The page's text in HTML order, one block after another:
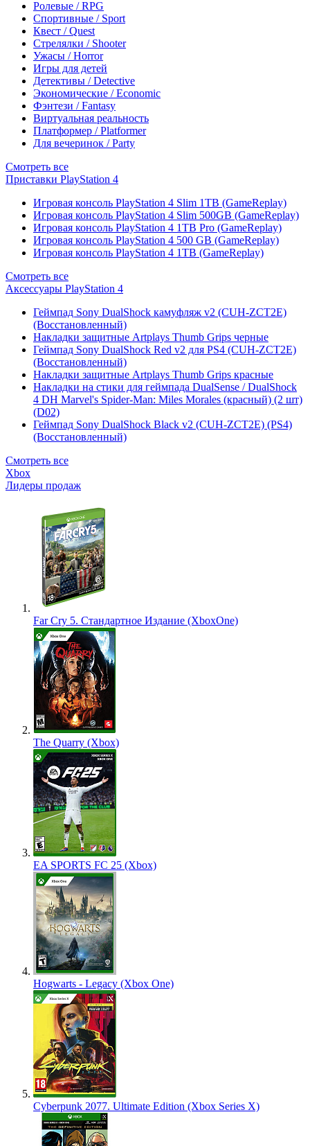
Ролевые / RPG
Спортивные / Sport
Квест / Quest
Стрелялки / Shooter
Ужасы / Horror
Игры для детей
Детективы / Detective
Экономические / Economic
Фэнтези / Fantasy
Виртуальная реальность
Платформер / Platformer
Для вечеринок / Party
Смотреть все
Приставки PlayStation 4
Игровая консоль PlayStation 4 Slim 1TB (GameReplay)
Игровая консоль PlayStation 4 Slim 500GB (GameReplay)
Игровая консоль PlayStation 4 1TB Pro (GameReplay)
Игровая консоль PlayStation 4 500 GB (GameReplay)
Игровая консоль PlayStation 4 1TB (GameReplay)
Смотреть все
Аксессуары PlayStation 4
Геймпад Sony DualShock камуфляж v2 (CUH-ZCT2E)
(Восстановленный)
Накладки защитные Artplays Thumb Grips черные
Геймпад Sony DualShock Red v2 для PS4 (CUH-ZCT2E)
(Восстановленный)
Накладки защитные Artplays Thumb Grips красные
Накладки на стики для геймпада DualSense / DualShock
4 DH Marvel's Spider-Man: Miles Morales (красный) (2 шт)
(D02)
Геймпад Sony DualShock Black v2 (CUH-ZCT2E) (PS4)
(Восстановленный)
Смотреть все
Xbox
Лидеры продаж
Far Cry 5. Стандартное Издание (XboxOne)
The Quarry (Xbox)
EA SPORTS FC 25 (Xbox)
Hogwarts - Legacy (Xbox One)
Cyberpunk 2077. Ultimate Edition (Xbox Series X)